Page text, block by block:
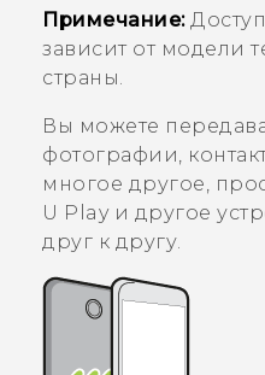
Примечание:
зависит от модели
страны.
Вы можете
фотографии,
многое другое,
U Playи другое
друг к другу.